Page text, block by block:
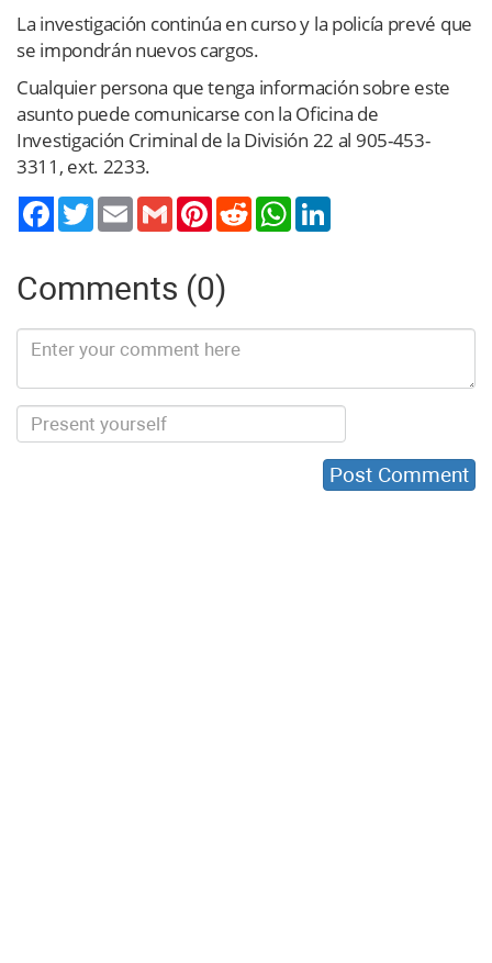
La investigación continúa en curso y la policía prevé que
se impondrán nuevos cargos.
Cualquier persona que tenga información sobre este
asunto puede comunicarse con la Oficina de
Investigación Criminal de la División 22 al 905-453-
3311, ext. 2233.
TwitterEmail Gmail PinterestReddit WhatsApp
Comments (0)